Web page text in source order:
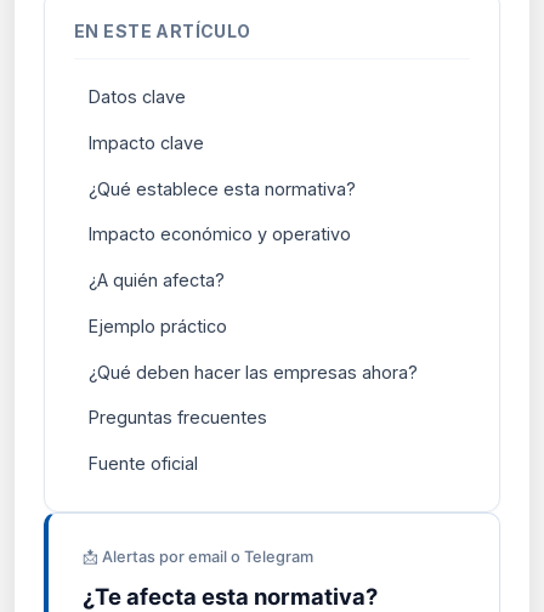
EN ESTE ARTÍCULO
Datos clave
Impacto clave
¿Qué establece esta normativa?
Impacto económico y operativo
¿A quién afecta?
Ejemplo práctico
¿Qué deben hacer las empresas ahora?
Preguntas frecuentes
Fuente oficial
📩 Alertas por email o Telegram
¿Te afecta esta normativa?